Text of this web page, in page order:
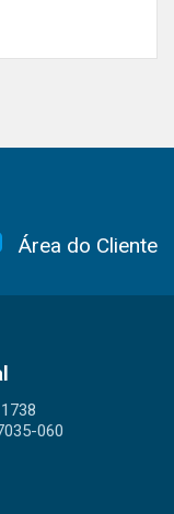
Área do Cliente
060